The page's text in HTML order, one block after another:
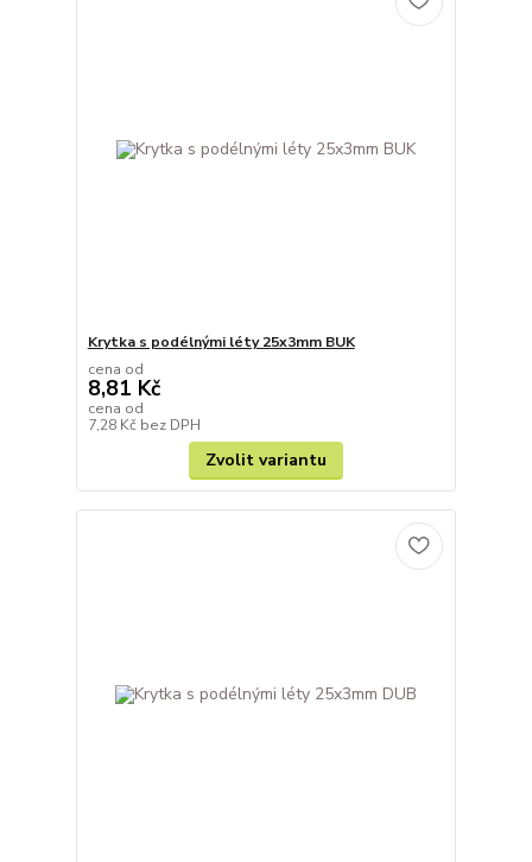
Krytka s podélnými léty 25x3mm BUK
cena od
8,81 Kč
cena od
7,28 Kč bez DPH
Zvolit variantu